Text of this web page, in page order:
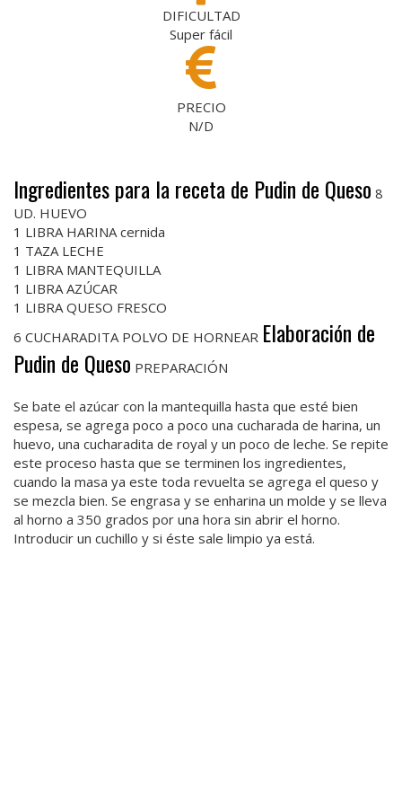
DIFICULTAD
Super fácil
PRECIO
N/D
Ingredientes para la receta de Pudin de Queso 8
UD. HUEVO
1 LIBRA HARINA cernida
1 TAZA LECHE
1 LIBRA MANTEQUILLA
1 LIBRA AZÚCAR
1 LIBRA QUESO FRESCO
6 CUCHARADITA POLVO DE HORNEAR Elaboración de
Pudin de Queso PREPARACIÓN
Se bate el azúcar con la mantequilla hasta que esté bien
espesa, se agrega poco a poco una cucharada de harina, un
huevo, una cucharadita de royal y un poco de leche. Se repite
este proceso hasta que se terminen los ingredientes,
cuando la masa ya este toda revuelta se agrega el queso y
se mezcla bien. Se engrasa y se enharina un molde y se lleva
al horno a 350 grados por una hora sin abrir el horno.
Introducir un cuchillo y si éste sale limpio ya está.